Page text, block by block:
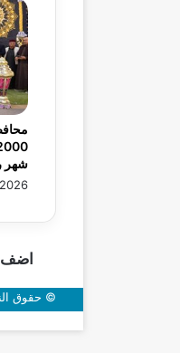
شهر
اضف
© حقوق النشر 2026، جميع الحقوق محفوظة